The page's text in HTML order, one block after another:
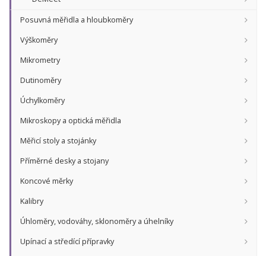
Posuvná měřidla a hloubkoměry
Výškoměry
Mikrometry
Dutinoměry
Úchylkoměry
Mikroskopy a optická měřidla
Měřicí stoly a stojánky
Příměrné desky a stojany
Koncové měrky
Kalibry
Úhloměry, vodováhy, sklonoměry a úhelníky
Upínací a středící přípravky